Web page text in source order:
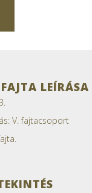
LEÍRÁSA
V. fajtacsoport